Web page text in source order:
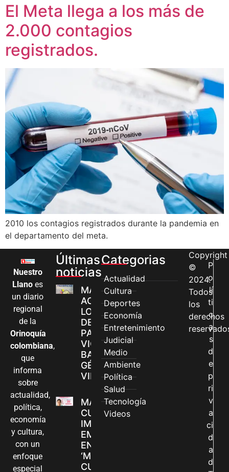
El Meta llega a los más de
2.000 contagios
registrados.
2010 los contagios registrados durante la pandemia en
el departamento del meta.
Nuestro
Llano es
un diario
regional
de la
Orinoquía
colombiana,
que
informa
sobre
actualidad,
política,
economía
y cultura,
con un
enfoque
especial
Últimas
noticias
MÁS MUJERES
ACCEDEN A
LOS CANALES
DE ATENCIÓN
PARA
VIOLENCIAS
BASADAS EN
GÉNERO EN
VILLAVICENCIO
MADRES
CUIDADORAS
IMPULSAN SUS
EMPRENDIMIENTOS
EN LA FERIA
‘MANOS QUE
CUIDAN Y CREAN’
Categorias
Actualidad
Cultura
Deportes
Economía
Entretenimiento
Judicial
Medio
Ambiente
Política
Salud
Tecnología
Videos
Copyright
©
2024.
Todos
los
derechos
P
o
lí
ti
c
a
s
d
e
p
ri
v
a
ci
d
a
d